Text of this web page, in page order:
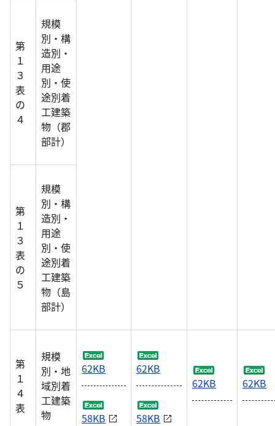
第
１
３
表
の
４
規模
別・構
造別・
用途
別・使
途別着
工建築
物（郡
部計）
第
１
３
表
の
５
規模
別・構
造別・
用途
別・使
途別着
工建築
物（島
部計）
第
１
４
表
規模
別・地
域別着
工建築
物
62KB
58KB
62KB
58KB
62KB 62KB